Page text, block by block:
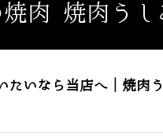
焼肉 焼肉う
たいなら当店へ｜焼肉